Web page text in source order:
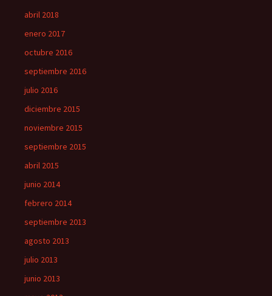
abril 2018
enero 2017
octubre 2016
septiembre 2016
julio 2016
diciembre 2015
noviembre 2015
septiembre 2015
abril 2015
junio 2014
febrero 2014
septiembre 2013
agosto 2013
julio 2013
junio 2013